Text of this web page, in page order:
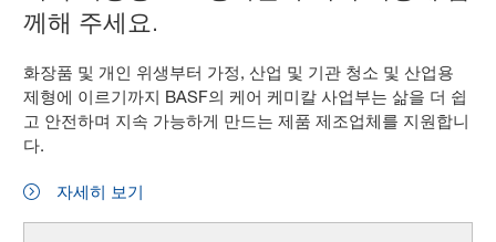
께해 주세요.
화장품 및 개인 위생부터 가정, 산업 및 기관 청소 및 산업용
제형에 이르기까지 BASF의 케어 케미칼 사업부는 삶을 더 쉽
고 안전하며 지속 가능하게 만드는 제품 제조업체를 지원합니
다.
자세히 보기